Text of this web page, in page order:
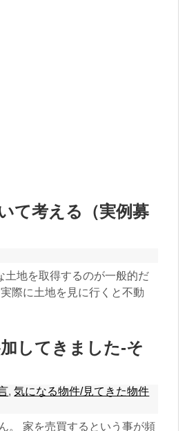
て考える（実例募
土地を取得するのが一般的だ
際に土地を見に行くと不動
してきました-そ
,気になる物件/見てきた物件
。 家を売買するという事が頻